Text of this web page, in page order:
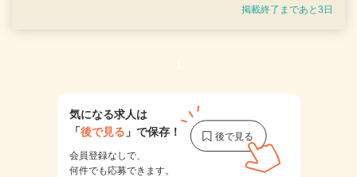
掲載終了まであと3日
1
気になる求人は
「後で見る 」で保存！
会員登録なしで、
何件でも応募できます。